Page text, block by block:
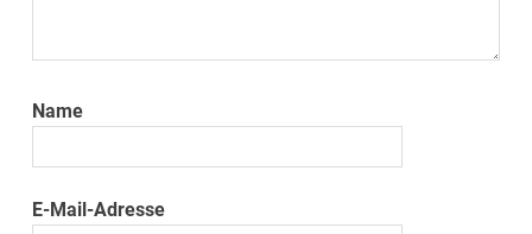
Name
E-Mail-Adresse